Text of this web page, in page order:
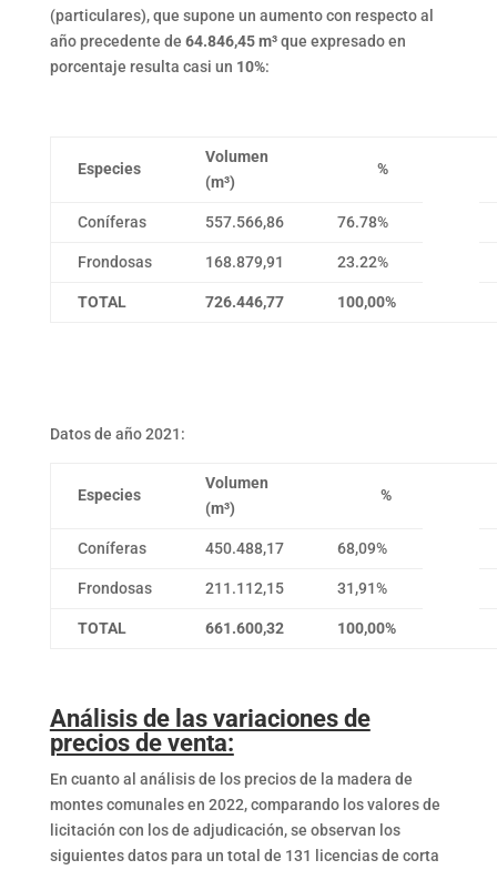
(particulares), que supone un aumento con respecto al
año precedente de 64.846,45 m³que expresado en
porcentaje resulta casi un 10%:
Especies
Volumen
(m³)
%
Coníferas 557.566,86 76.78%
Frondosas 168.879,91 23.22%
TOTAL 726.446,77 100,00%
Datos de año 2021:
Especies
Volumen
(m³)
%
Coníferas 450.488,17 68,09%
Frondosas 211.112,15 31,91%
TOTAL 661.600,32 100,00%
Análisis de las variaciones de
precios de venta:
En cuanto al análisis de los precios de la madera de
montes comunales en 2022, comparando los valores de
licitación con los de adjudicación, se observan los
siguientes datos para un total de 131 licencias de corta